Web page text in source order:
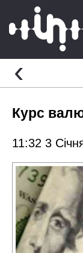
‹
Курс
11:32 3